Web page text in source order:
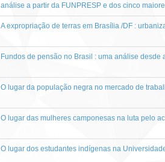
análise a partir da FUNPRESP e dos cinco
A expropriação de terras em Brasília /DF :
Fundos de pensão no Brasil : uma análise desde
O lugar da população negra no mercado de
O lugar das mulheres camponesas na luta pelo
O lugar dos estudantes indígenas na